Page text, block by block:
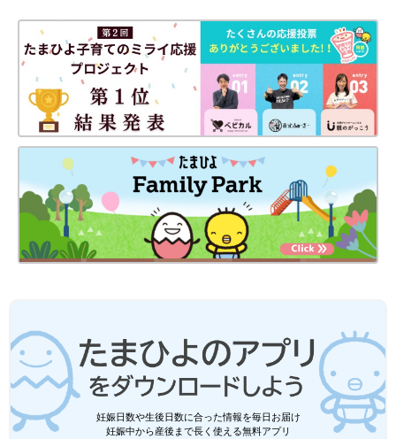
妊娠日数や生後日数に合った情報を毎日お届け
妊娠中から産後まで長く使える無料アプリ